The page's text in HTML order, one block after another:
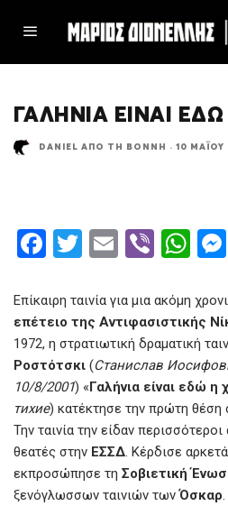
ΓΑΛΉΝΙΑ ΕΊΝΑΙ
DANIEL ΑΠΌ ΤΗ ΒΌΝΝΗ · 10 ΜΑΪ́ΟΥ
F
ce
b
o
o
k
T
tt
er
E
ail
Vi
er
W
at
s
A
p
p
Επίκαιρη ταινία για μια ακόμη
επέτειο της Αντιφασιστικής
1972, η στρατιωτική δραματική
Ροστότσκι (Станислав
10/8/2001) «Γαλήνια είναι εδώ η
тихие) κατέκτησε την πρώτη θέση
Την ταινία την είδαν
θεατές στην ΕΣΣΔ. Κέρδισε
εκπροσώπησε τη Σοβιετική
ξενόγλωσσων ταινιών τωνΌσκαρ.